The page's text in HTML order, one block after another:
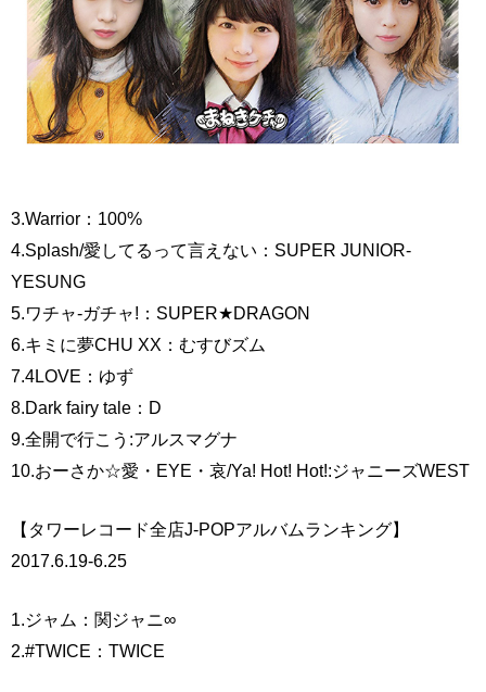
3.Warrior：100%
4.Splash/愛してるって言えない：SUPER JUNIOR-
YESUNG
5.ワチャ-ガチャ!：SUPER★DRAGON
6.キミに夢CHU XX：むすびズム
7.4LOVE：ゆず
8.Dark fairy tale：D
9.全開で行こう:アルスマグナ
10.おーさか☆愛・EYE・哀/Ya! Hot! Hot!:ジャニーズWEST
【タワーレコード全店J-POPアルバムランキング】
2017.6.19-6.25
1.ジャム：関ジャニ∞
2.#TWICE：TWICE